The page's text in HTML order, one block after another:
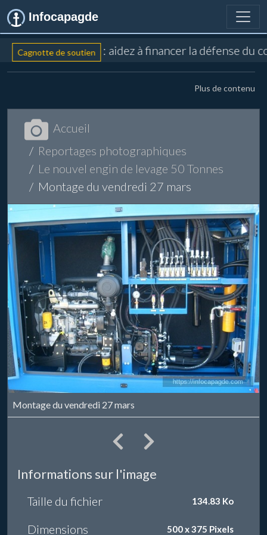
Infocapagde
Cagnotte de soutien : aidez à financer la défense du
Plus de contenu
Accueil
Reportages photographiques
Le nouvel engin de levage 50 Tonnes
Montage du vendredi 27 mars
Montage du vendredi 27 mars
Informations sur l'image
Taille du fichier 134.83 Ko
Dimensions 500 x 375 Pixels